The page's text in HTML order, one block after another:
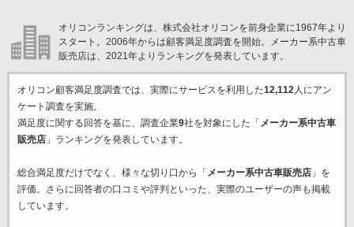
オリコンランキングは、株式会社オリコンを前身企業に1967年より
スタート。2006年からは顧客満足度調査を開始。メーカー系中古車
販売店は、2021年よりランキングを発表しています。
オリコン顧客満足度調査では、実際にサービスを利用した12,112人にアン
ケート調査を実施。
満足度に関する回答を基に、調査企業9社を対象にした「 メーカー系中古車
販売店」ランキングを発表しています。
総合満足度だけでなく、様々な切り口から「 メーカー系中古車販売店」を
評価。さらに回答者の口コミや評判といった、実際のユーザーの声も掲載
しています。